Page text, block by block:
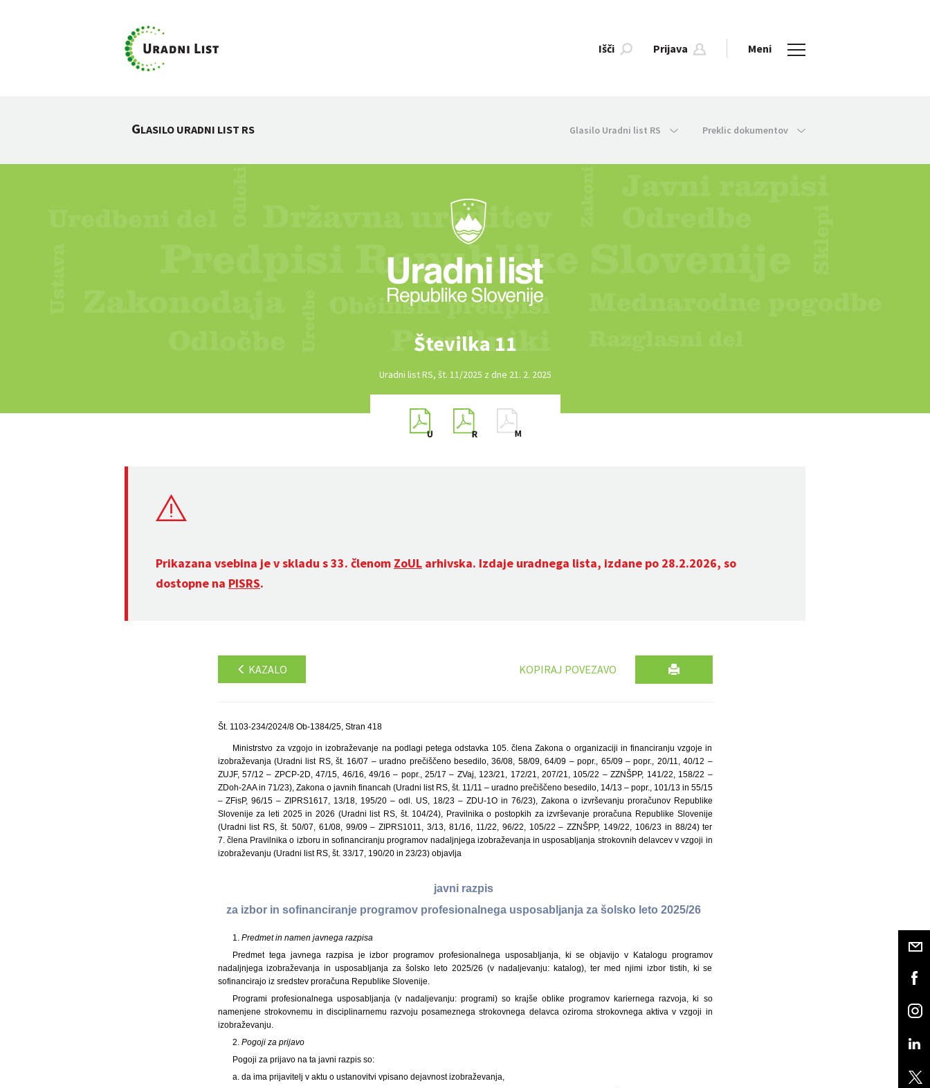
Išči Prijava Meni
GLASILO URADNI LIST RS Glasilo Uradni list RS Preklic dokumentov
Številka 11
Uradni list RS, št. 11/2025 z dne 21. 2. 2025
Prikazana vsebina je v skladu s 33. členom ZoUL arhivska. Izdaje uradnega lista, izdane po 28.2.2026, so
dostopne na PISRS.
KAZALO KOPIRAJ POVEZAVO
Št. 1103-234/2024/8 Ob-1384/25, Stran 418
Ministrstvo za vzgojo in izobraževanje na podlagi petega odstavka 105. člena Zakona o organizaciji in financiranju vzgoje in
izobraževanja (Uradni list RS, št. 16/07 – uradno prečiščeno besedilo, 36/08, 58/09, 64/09 – popr., 65/09 – popr., 20/11, 40/12 –
ZUJF, 57/12 – ZPCP-2D, 47/15, 46/16, 49/16 – popr., 25/17 – ZVaj, 123/21, 172/21, 207/21, 105/22 – ZZNŠPP, 141/22, 158/22 –
ZDoh-2AA in 71/23), Zakona o javnih financah (Uradni list RS, št. 11/11 – uradno prečiščeno besedilo, 14/13 – popr., 101/13 in 55/15
– ZFisP, 96/15 – ZIPRS1617, 13/18, 195/20 – odl. US, 18/23 – ZDU-1O in 76/23), Zakona o izvrševanju proračunov Republike
Slovenije za leti 2025 in 2026 (Uradni list RS, št. 104/24), Pravilnika o postopkih za izvrševanje proračuna Republike Slovenije
(Uradni list RS, št. 50/07, 61/08, 99/09 – ZIPRS1011, 3/13, 81/16, 11/22, 96/22, 105/22 – ZZNŠPP, 149/22, 106/23 in 88/24) ter
7. člena Pravilnika o izboru in sofinanciranju programov nadaljnjega izobraževanja in usposabljanja strokovnih delavcev v vzgoji in
izobraževanju (Uradni list RS, št. 33/17, 190/20 in 23/23) objavlja
javni razpis
za izbor in sofinanciranje programov profesionalnega usposabljanja za šolsko leto 2025/26
1.Predmet in namen javnega razpisa
Predmet tega javnega razpisa je izbor programov profesionalnega usposabljanja, ki se objavijo v Katalogu programov
nadaljnjega izobraževanja in usposabljanja za šolsko leto 2025/26 (v nadaljevanju: katalog), ter med njimi izbor tistih, ki se
sofinancirajo iz sredstev proračuna Republike Slovenije.
Programi profesionalnega usposabljanja (v nadaljevanju: programi) so krajše oblike programov kariernega razvoja, ki so
namenjene strokovnemu in disciplinarnemu razvoju posameznega strokovnega delavca oziroma strokovnega aktiva v vzgoji in
izobraževanju.
2.Pogoji za prijavo
Pogoji za prijavo na ta javni razpis so:
a. da ima prijavitelj v aktu o ustanovitvi vpisano dejavnost izobraževanja,